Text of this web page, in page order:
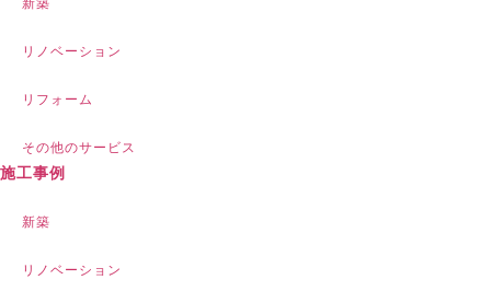
新築
リノベーション
リフォーム
その他のサービス
施工事例
新築
リノベーション